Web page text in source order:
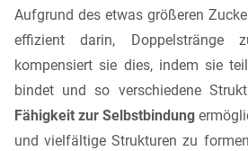
Aufgrund des etwas größeren
effizient darin, Doppelstränge
kompensiert sie dies, indem sie
bindet und so verschiedene
Fähigkeit zur Selbstbindung
und vielfältige Strukturen zu